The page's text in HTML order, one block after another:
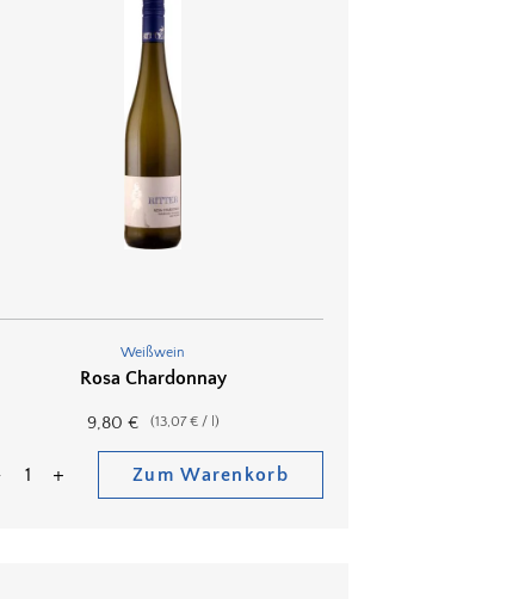
Weißwein
Rosa Chardonnay
9,80 € (13,07€/ )
Zum Warenkorb